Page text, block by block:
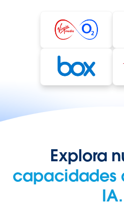
Explora
capacidades
IA.